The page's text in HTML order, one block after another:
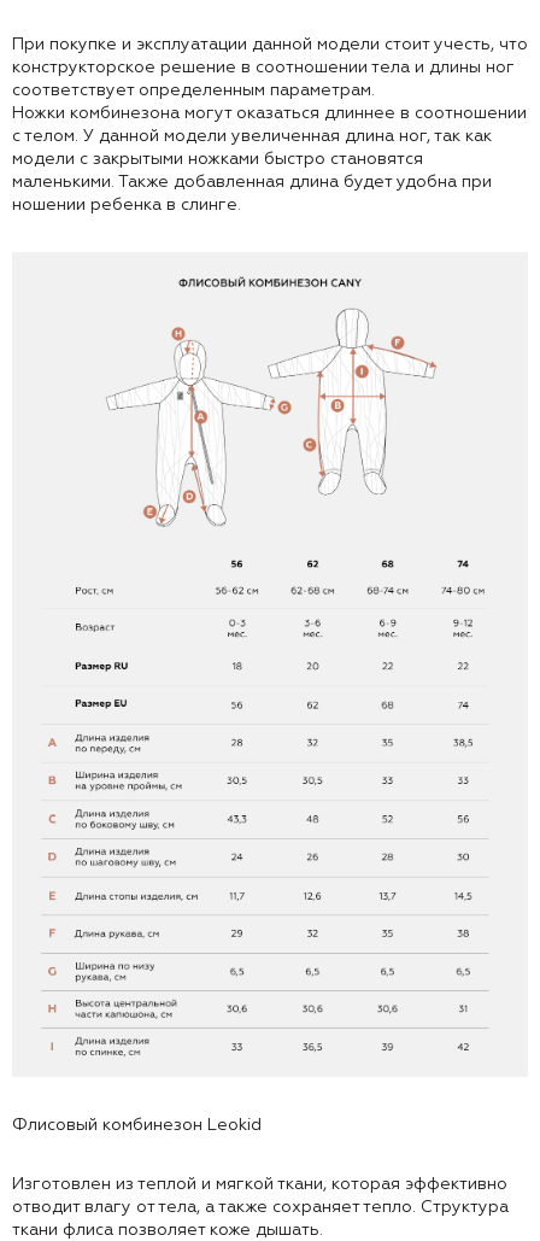
При покупке и эксплуатации данной модели стоит учесть, что
конструкторское решение в соотношении тела и длины ног
соответствует определенным параметрам.
Ножки комбинезона могут оказаться длиннее в соотношении
с телом. У данной модели увеличенная длина ног, так как
модели с закрытыми ножками быстро становятся
маленькими. Также добавленная длина будет удобна при
ношении ребенка в слинге.
Флисовый комбинезон Leokid
Изготовлен из теплой и мягкой ткани, которая эффективно
отводит влагу от тела, а также сохраняет тепло. Структура
ткани флиса позволяет коже дышать.